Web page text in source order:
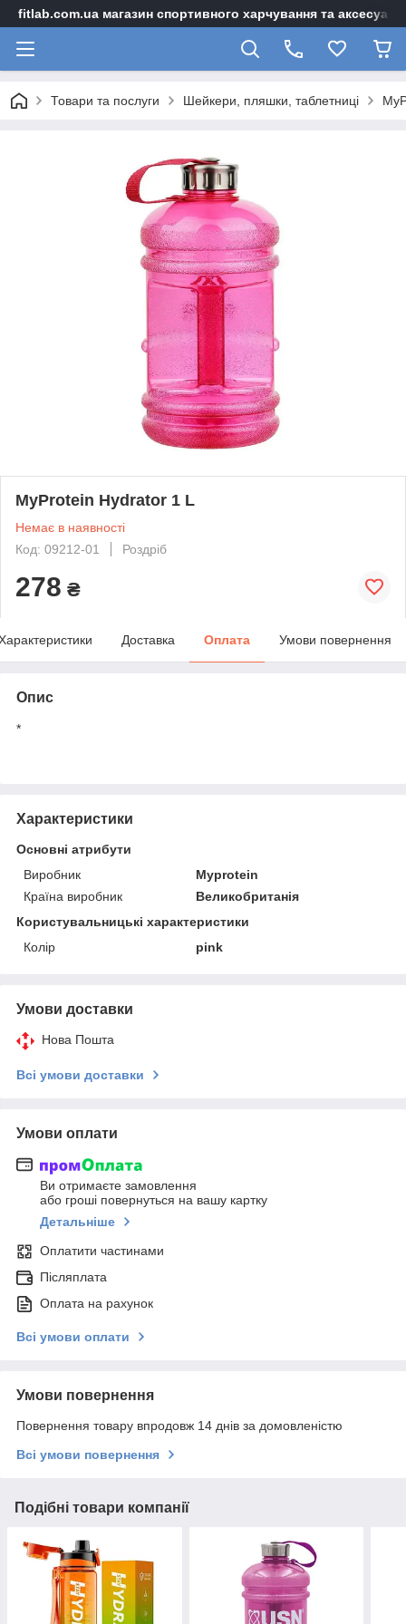
fitlab.com.ua магазин спортивного харчування та
Товари та послуги Шейкери, пляшки, таблетниці
MyProtein Hydrator 1 L
Немає в наявності
Код: 09212-01
Роздріб
278 ₴
Доставка Оплата Умови повернення
Опис
*
Характеристики
Основні атрибути
Виробник
Myprotein
Країна виробник
Великобританія
Користувальницькі характеристики
Колір
pink
Умови доставки
Нова Пошта
Всі умови доставки
Умови оплати
Ви отримаєте замовлення
або гроші повернуться на вашу картку
Детальніше
Оплатити частинами
Післяплата
Оплата на рахунок
Всі умови оплати
Умови повернення
Повернення товару впродовж 14 днів за домовленістю
Всі умови повернення
Подібні товари компанії